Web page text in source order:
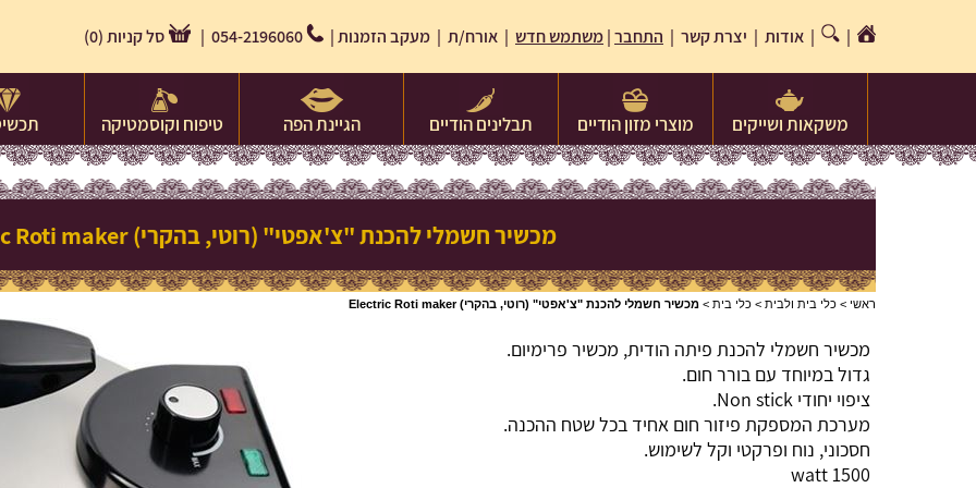
|
| אודות | יצרת קשר | התחבר|משתמש חדש | אורח/ת | מעקב הזמנות| סל קניות(
0
)
משקאות ושייקים מוצרי מזון הודיים תבלינים הודיים הגיינת הפה טיפוח וקוסמטיקה
מכשיר חשמלי להכנת "צ'אפטי" (רוטי, בהקרי) Electric Roti maker
ראשי > כלי בית ולבית > כלי בית > מכשיר חשמלי להכנת "צ'אפטי" (רוטי, בהקרי) Electric Roti maker
מכשיר חשמלי להכנת פיתה הודית, מכשיר פרימיום.
גדול במיוחד עם בורר חום.
ציפוי יחודי Non stick.
מערכת המספקת פיזור חום אחיד בכל שטח ההכנה.
חסכוני, נוח ופרקטי וקל לשימוש.
1500 watt